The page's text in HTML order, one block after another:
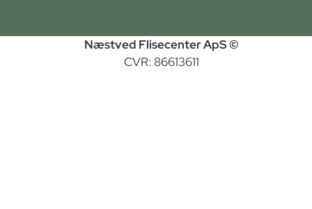
Næstved Flisecenter ApS ©
CVR: 86613611